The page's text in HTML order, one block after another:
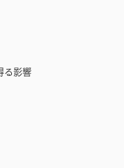
影響